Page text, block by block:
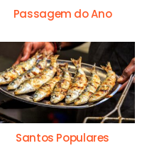
Passagem do Ano
Santos Populares